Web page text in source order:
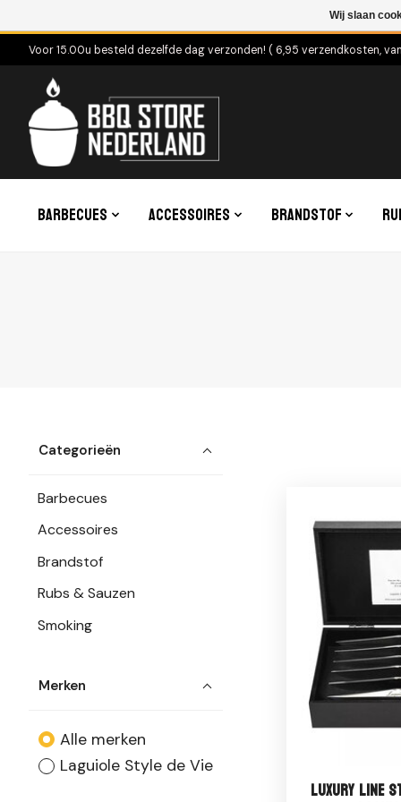
Voor 15.00u besteld dezelfde dag verzonden! ( 6,95 verzendkosten,
Barbecues Accessoires Brandstof
Categorieën
Barbecues
Accessoires
Brandstof
Rubs & Sauzen
Smoking
Merken
Alle merken
Laguiole Style de Vie
Luxury Line
Wij slaan